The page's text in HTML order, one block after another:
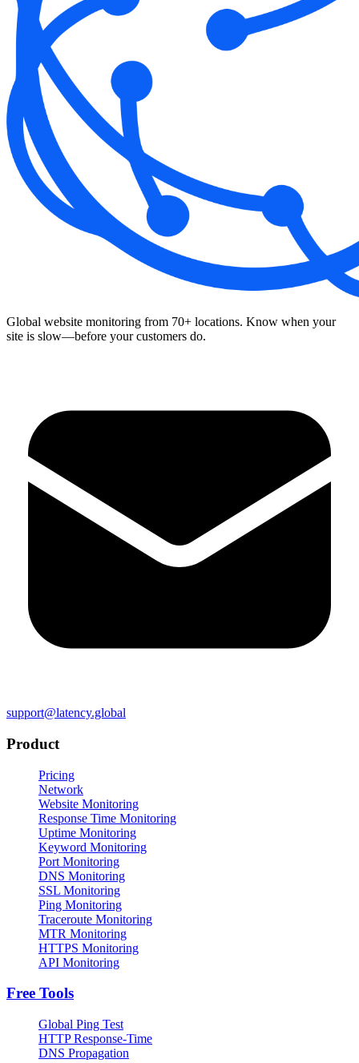
Global website monitoring from 70+ locations. Know when your
site is slow—before your customers do.
support@latency.global
Product
Pricing
Network
Website Monitoring
Response Time Monitoring
Uptime Monitoring
Keyword Monitoring
Port Monitoring
DNS Monitoring
SSL Monitoring
Ping Monitoring
Traceroute Monitoring
MTR Monitoring
HTTPS Monitoring
API Monitoring
Free Tools
Global Ping Test
HTTP Response-Time
DNS Propagation